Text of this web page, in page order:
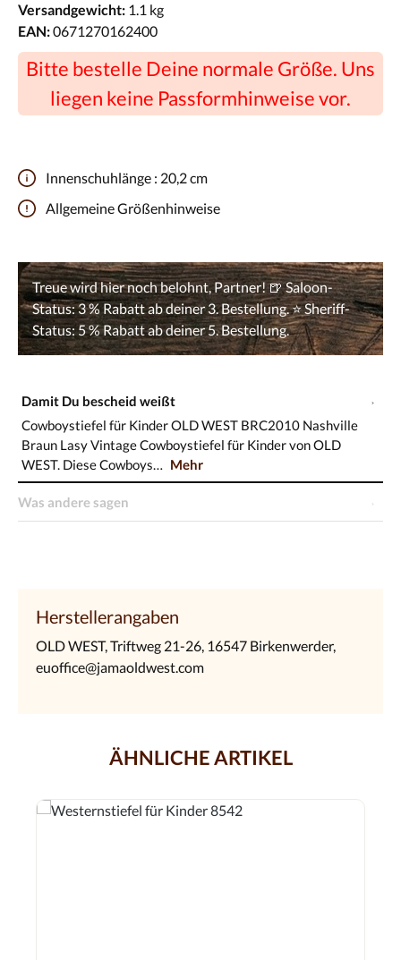
Versandgewicht: 1.1 kg
EAN:0671270162400
Bitte bestelle Deine normale Größe. Uns
liegen keine Passformhinweise vor.
Innenschuhlänge : 20,2 cm
Allgemeine Größenhinweise
Damit Du bescheid weißt
Cowboystiefel für Kinder OLD WEST BRC2010 Nashville
Braun Lasy Vintage Cowboystiefel für Kinder von OLD
WEST. Diese Cowboys…
Mehr
Was andere sagen
Herstellerangaben
OLD WEST, Triftweg 21-26, 16547 Birkenwerder,
euoffice@jamaoldwest.com
ÄHNLICHE ARTIKEL